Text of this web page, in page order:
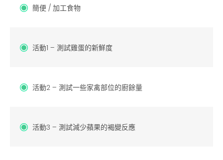
簡便 / 加工食物
活動1 – 測試雞蛋的新鮮度
活動2 – 測試一些家禽部位的廚餘量
活動3 – 測試減少蘋果的褐變反應